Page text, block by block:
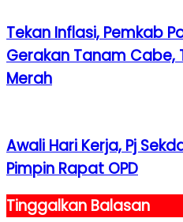
Tekan Inflasi, Pemkab
Gerakan Tanam
Merah
Awali Hari Kerja, Pj
Pimpin Rapat OPD
Tinggalkan Balasan